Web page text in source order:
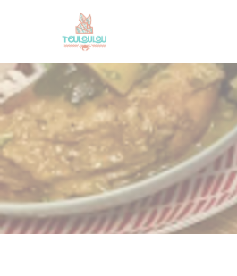
Painel de Gerenciamento de Cookies